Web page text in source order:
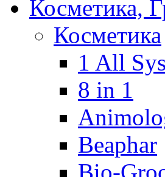
Косметика,
Косметика
1 All
8 in 1
Beaphar